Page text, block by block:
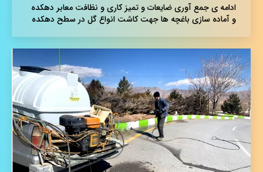
ادامه ی جمع آوری ضایعات و تمیز کاری و نظافت معابر دهکده
و آماده سازی باغچه ها جهت کاشت انواع گل در سطح دهکده